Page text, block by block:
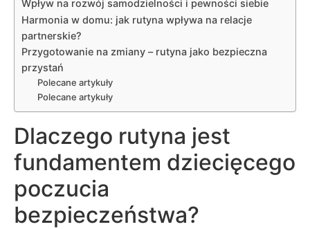
Wpływ na rozwój samodzielności i pewności siebie
Harmonia w domu: jak rutyna wpływa na relacje
partnerskie?
Przygotowanie na zmiany – rutyna jako bezpieczna
przystań
Polecane artykuły
Polecane artykuły
Dlaczego rutyna jest
fundamentem dziecięcego
poczucia
bezpieczeństwa?